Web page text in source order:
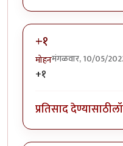
+१
मोहनमंगळवार, 10/05/
+१
प्रतिसाद देण्यासाठी